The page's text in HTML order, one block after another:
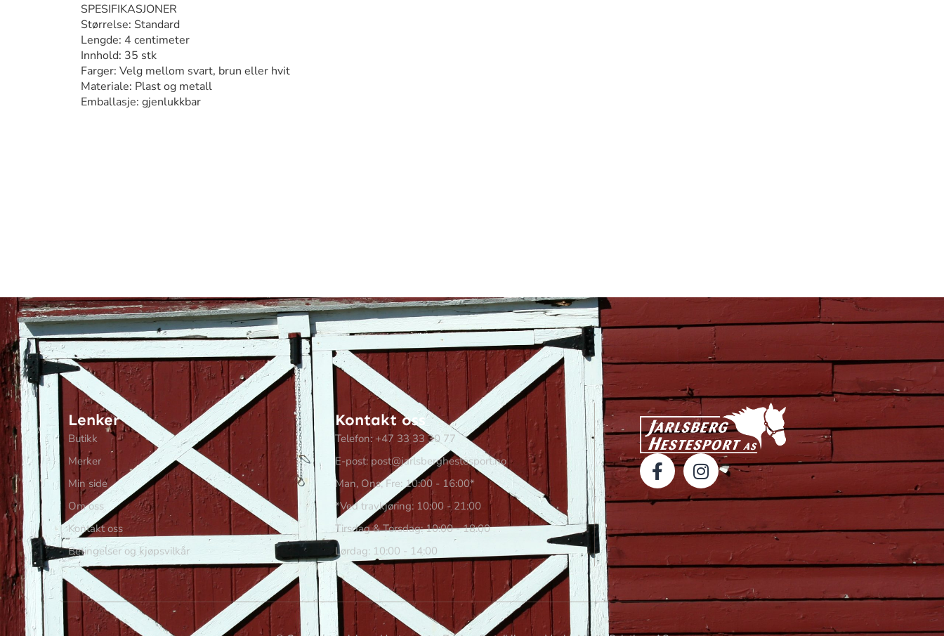
SPESIFIKASJONER
Størrelse: Standard
Lengde: 4 centimeter
Innhold: 35 stk
Farger: Velg mellom svart, brun eller hvit
Materiale: Plast og metall
Emballasje: gjenlukkbar
Lenker
Butikk
Merker
Min side
Om oss
Kontakt oss
Betingelser og kjøpsvilkår
Kontakt oss
Telefon: +47 33 33 30 77
E-post: post@jarlsberghestesport.no
Man, Ons, Fre: 10:00 - 16:00*
*Ved travkjøring: 10:00 - 21:00
Tirsdag & Torsdag: 10:00 - 18:00
Lørdag: 10:00 - 14:00